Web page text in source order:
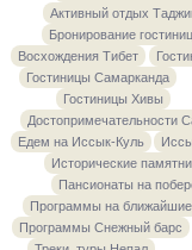
Активный отдых
Бронирование
Восхождения Тибет
Гостиницы Самарканда
Гостиницы Хивы
Достопримечательности
Едем на Иссык-Куль
Исторические
Пансионаты на
Программы на
Программы Снежный барс